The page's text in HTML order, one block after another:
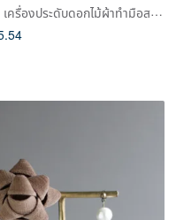
fleurlia | เครื่องประดับดอกไม้ผ้าทำมือสไตล์ญี่ปุ่น